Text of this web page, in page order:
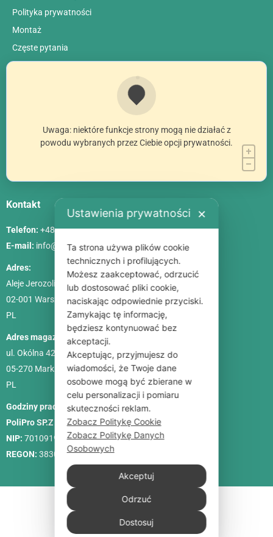
Polityka prywatności
Montaż
Сzęste pytania
Uwaga: niektóre funkcje strony mogą nie działać z
powodu wybranych przez Ciebie opcji prywatności.
Kontakt
Telefon: +48 786 84 83 84
E-mail: info@poliszklarnia.pl
Adres:
Aleje Jerozolimskie 85, lok. 21
02-001 Warszawa
PL
Adres magazynu:
ul. Okólna 42C
05-270 Marki
PL
Godziny pracy:
Pon. – Pt.: 9:00-18:00, Sob.: 10:00-15:00
PoliPro SP.Z O. O.
NIP: 7010919458
REGON: 383088713
Ustawienia prywatności ✕
Ta strona używa plików cookie
technicznych i profilujących.
Możesz zaakceptować, odrzucić
lub dostosować pliki cookie,
naciskając odpowiednie przyciski.
Zamykając tę informację,
będziesz kontynuować bez
akceptacji.
Akceptując, przyjmujesz do
wiadomości, że Twoje dane
osobowe mogą być zbierane w
celu personalizacji i pomiaru
skuteczności reklam.
Zobacz Politykę Cookie
Zobacz Politykę Danych
Osobowych
Akceptuj
Odrzuć
Dostosuj